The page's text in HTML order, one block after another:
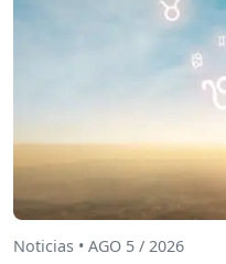
Noticias • AGO 5 / 2026